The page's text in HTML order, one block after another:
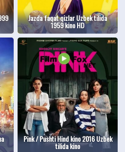
Jazda faqat qizlar Uzbek tilida
1959 kino HD
Pink / Pushti Hind kino 2016 Uzbek
tilida kino